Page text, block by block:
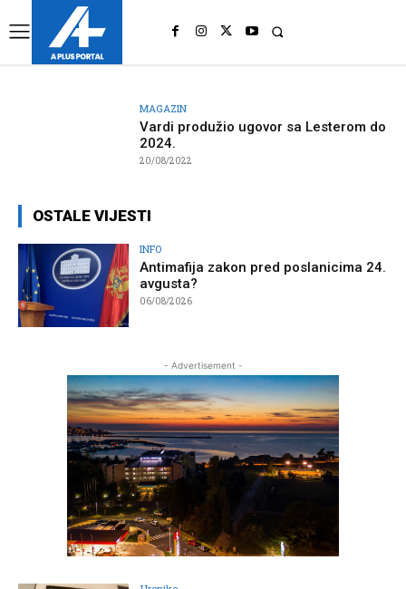
MAGAZIN
Vardi produžio ugovor sa Lesterom do
2024.
20/08/2022
OSTALE VIJESTI
INFO
Antimafija zakon pred poslanicima 24.
avgusta?
06/08/2026
- Advertisement -